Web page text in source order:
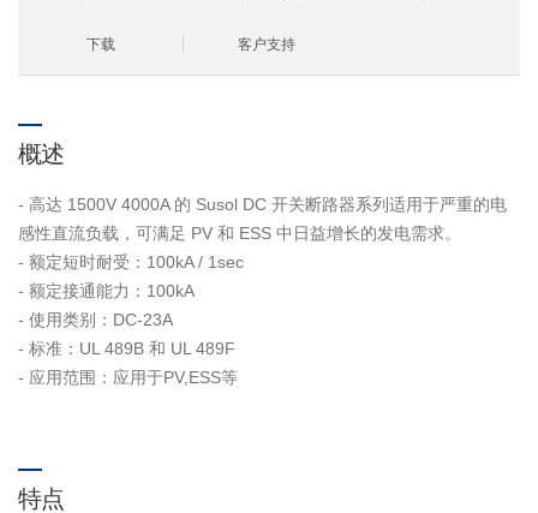
下载 客户支持
概述
- 高达 1500V 4000A 的 Susol DC 开关断路器系列适用于严重的电
感性直流负载，可满足 PV 和 ESS 中日益增长的发电需求。
- 额定短时耐受：100kA / 1sec
- 额定接通能力：100kA
- 使用类别：DC-23A
- 标准：UL 489B 和 UL 489F
- 应用范围：应用于PV,ESS等
特点